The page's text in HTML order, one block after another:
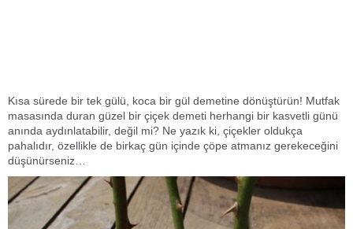
Kısa sürede bir tek gülü, koca bir gül demetine dönüştürün! Mutfak
masasında duran güzel bir çiçek demeti herhangi bir kasvetli günü
anında aydınlatabilir, değil mi? Ne yazık ki, çiçekler oldukça
pahalıdır, özellikle de birkaç gün içinde çöpe atmanız gerekeceğini
düşünürseniz…